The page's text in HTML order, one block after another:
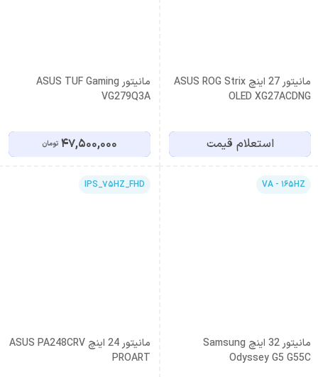
مانیتور 27 اینچ ASUS ROG Strix
OLED XG27ACDNG
استعلام قیمت
مانیتور ASUS TUF Gaming
VG279Q3A
47,500,000 تومان
VA - 165HZ
مانیتور 32 اینچ Samsung
Odyssey G5 G55C
IPS_75HZ_FHD
مانیتور 24 اینچ ASUS PA248CRV
PROART